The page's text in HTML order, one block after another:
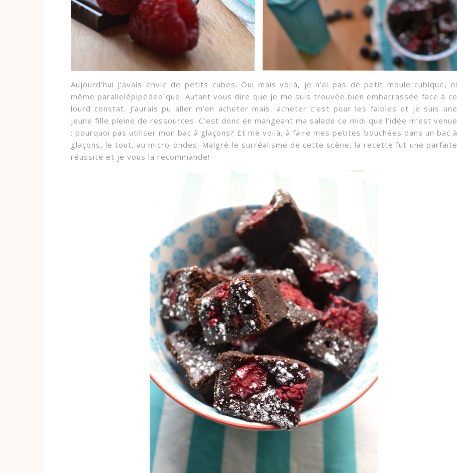
Aujourd’hui j’avais envie de petits cubes. Oui mais voilà, je n’ai pas de petit moule cubique, ni
même parallelépipèdeoïque. Autant vous dire que je me suis trouvée bien embarrassée face à ce
lourd constat. J’aurais pu aller m’en acheter mais, acheter c’est pour les faibles et je suis une
jeune fille pleine de ressources. C’est donc en mangeant ma salade ce midi que l’idée m’est venue
: pourquoi pas utiliser mon bac à glaçons? Et me voilà, à faire mes petites bouchées dans un bac à
glaçons, le tout, au micro-ondes. Malgré le surréalisme de cette scène, la recette fut une parfaite
réussite et je vous la recommande!